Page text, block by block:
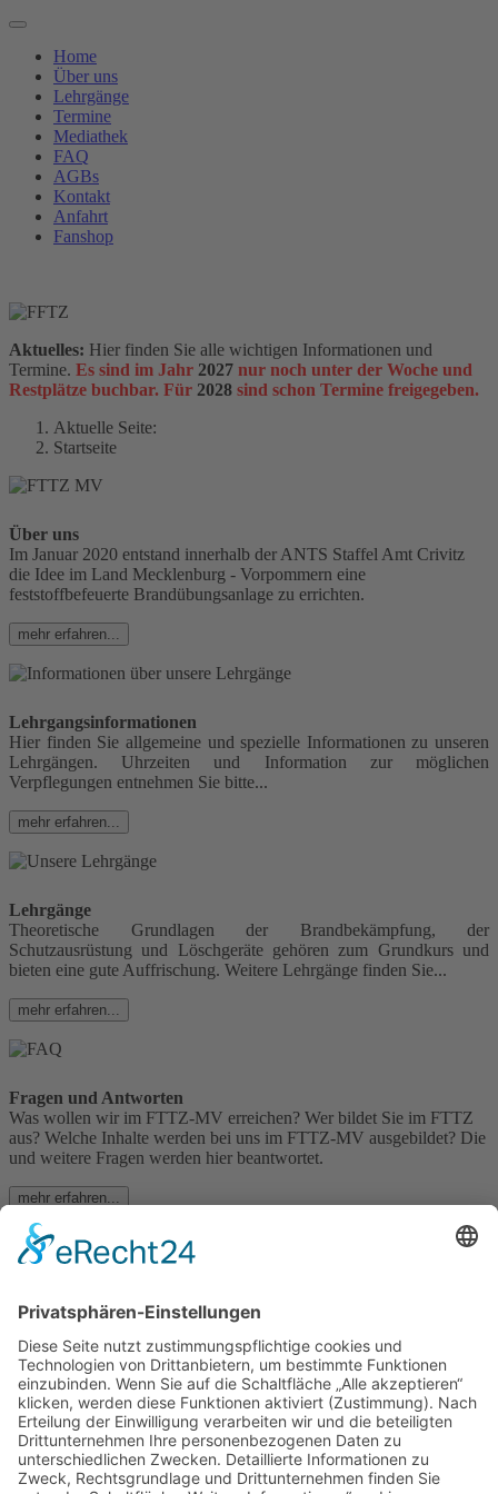
Home
Über uns
Lehrgänge
Termine
Mediathek
FAQ
AGBs
Kontakt
Anfahrt
Fanshop
Aktuelles: Hier finden Sie alle wichtigen Informationen und
Termine. Es sind im Jahr 2027 nur noch unter der Woche und
Restplätze buchbar. Für 2028 sind schon Termine freigegeben.
Aktuelle Seite:
Startseite
Über uns
Im Januar 2020 entstand innerhalb der ANTS Staffel Amt Crivitz
die Idee im Land Mecklenburg - Vorpommern eine
feststoffbefeuerte Brandübungsanlage zu errichten.
mehr erfahren...
Lehrgangsinformationen
Hier finden Sie allgemeine und spezielle Informationen zu unseren
Lehrgängen. Uhrzeiten und Information zur möglichen
Verpflegungen entnehmen Sie bitte...
mehr erfahren...
Lehrgänge
Theoretische Grundlagen der Brandbekämpfung, der
Schutzausrüstung und Löschgeräte gehören zum Grundkurs und
bieten eine gute Auffrischung. Weitere Lehrgänge finden Sie...
mehr erfahren...
Fragen und Antworten
Was wollen wir im FTTZ-MV erreichen? Wer bildet Sie im FTTZ
aus? Welche Inhalte werden bei uns im FTTZ-MV ausgebildet? Die
und weitere Fragen werden hier beantwortet.
mehr erfahren...
Eine Übersicht aller Lehrgangstermine für das Jahr 2025 / 2026
finden Sie hier. Für individuelle terminliche Absprachen
kontaktieren Sie uns bitte persönlich.
mehr erfahren...
Fanshop